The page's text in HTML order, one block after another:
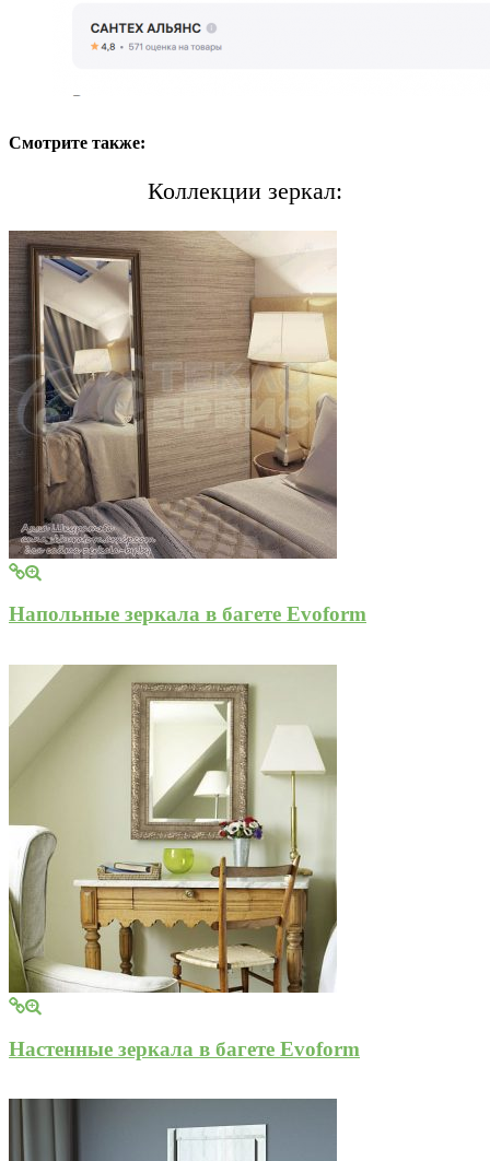
Смотрите также:
Коллекции зеркал:
Напольные зеркала в багете Evoform
Настенные зеркала в багете Evoform